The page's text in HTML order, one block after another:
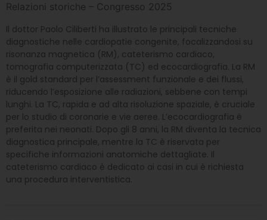
Relazioni storiche – Congresso 2025
Il dottor Paolo Ciliberti ha illustrato le principali tecniche
diagnostiche nelle cardiopatie congenite, focalizzandosi su
risonanza magnetica (RM), cateterismo cardiaco,
tomografia computerizzata (TC) ed ecocardiografia. La RM
è il gold standard per l’assessment funzionale e dei flussi,
riducendo l’esposizione alle radiazioni, sebbene con tempi
lunghi. La TC, rapida e ad alta risoluzione spaziale, è cruciale
per lo studio di coronarie e vie aeree. L’ecocardiografia è
preferita nei neonati. Dopo gli 8 anni, la RM diventa la tecnica
diagnostica principale, mentre la TC è riservata per
specifiche informazioni anatomiche dettagliate. Il
cateterismo cardiaco è dedicato ai casi in cui è richiesta
una procedura interventistica.